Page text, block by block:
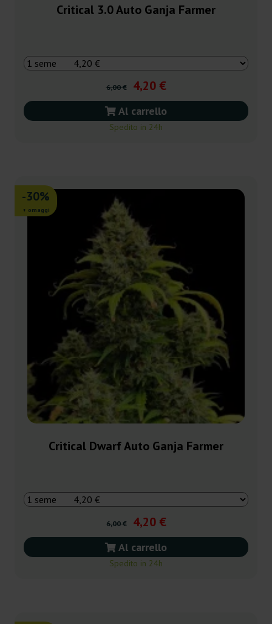
Critical 3.0 Auto Ganja Farmer
6,00 € 4,20 €
Al carrello
Spedito in 24h
-30%
+ omaggi
Critical Dwarf Auto Ganja Farmer
6,00 € 4,20 €
Al carrello
Spedito in 24h